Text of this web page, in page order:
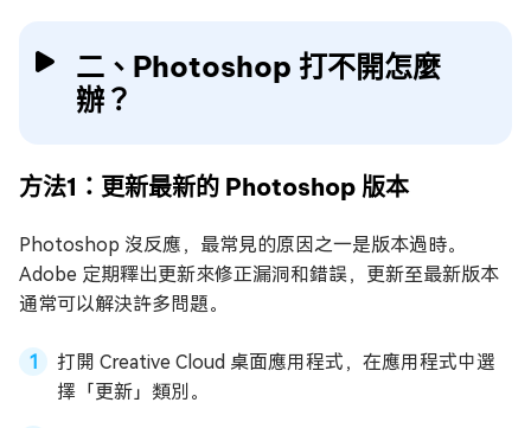
二、Photoshop 打不開怎麼
辦？
方法1：更新最新的 Photoshop 版本
Photoshop 沒反應，最常見的原因之一是版本過時。
Adobe 定期釋出更新來修正漏洞和錯誤，更新至最新版本
通常可以解決許多問題。
打開 Creative Cloud 桌面應用程式，在應用程式中選
擇「更新」類別。